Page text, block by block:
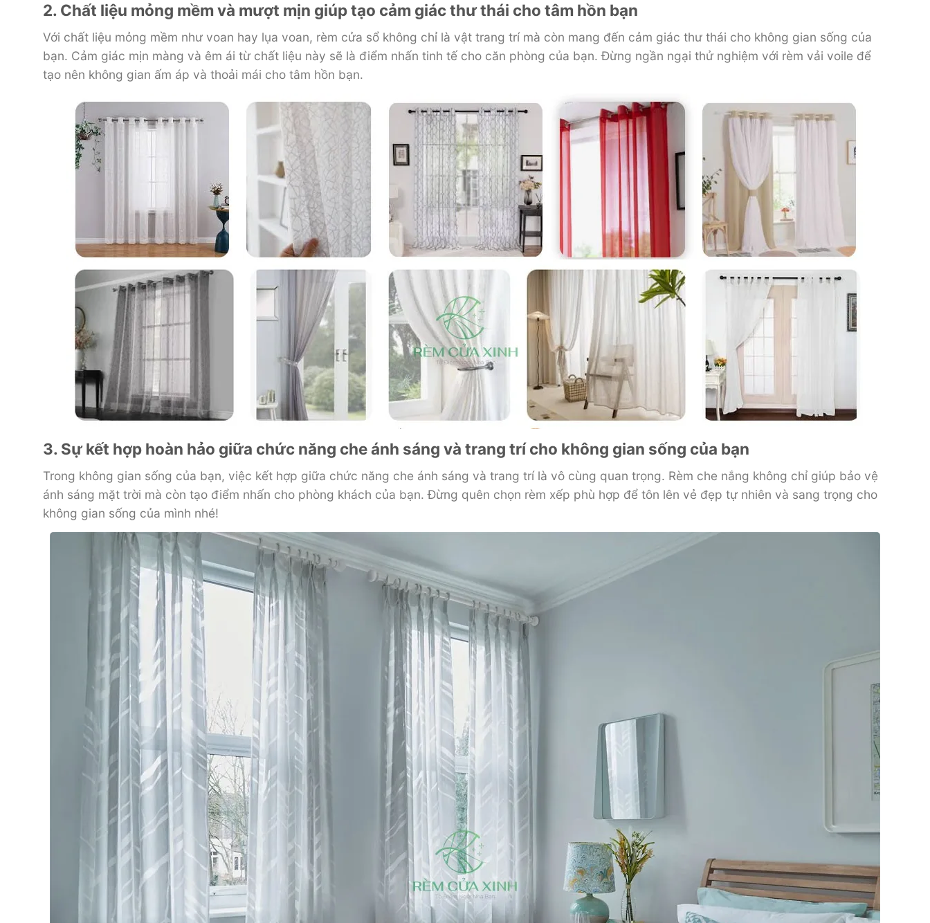
2. Chất liệu mỏng mềm và mượt mịn giúp tạo cảm giác thư thái cho tâm hồn bạn
Với chất liệu mỏng mềm như voan hay lụa voan, rèm cửa sổ không chỉ là vật trang trí mà còn mang đến cảm giác thư thái cho không gian sống của
bạn. Cảm giác mịn màng và êm ái từ chất liệu này sẽ là điểm nhấn tinh tế cho căn phòng của bạn. Đừng ngần ngại thử nghiệm với rèm vải voile để
tạo nên không gian ấm áp và thoải mái cho tâm hồn bạn.
3. Sự kết hợp hoàn hảo giữa chức năng che ánh sáng và trang trí cho không gian sống của bạn
Trong không gian sống của bạn, việc kết hợp giữa chức năng che ánh sáng và trang trí là vô cùng quan trọng. Rèm che nắng không chỉ giúp bảo vệ
ánh sáng mặt trời mà còn tạo điểm nhấn cho phòng khách của bạn. Đừng quên chọn rèm xếp phù hợp để tôn lên vẻ đẹp tự nhiên và sang trọng cho
không gian sống của mình nhé!